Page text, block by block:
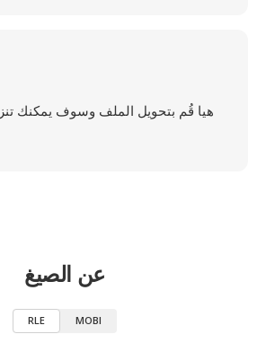
هيا قُم بتحويل الملف وسوف يمكنك
عن الصيغ
RLE MOBI